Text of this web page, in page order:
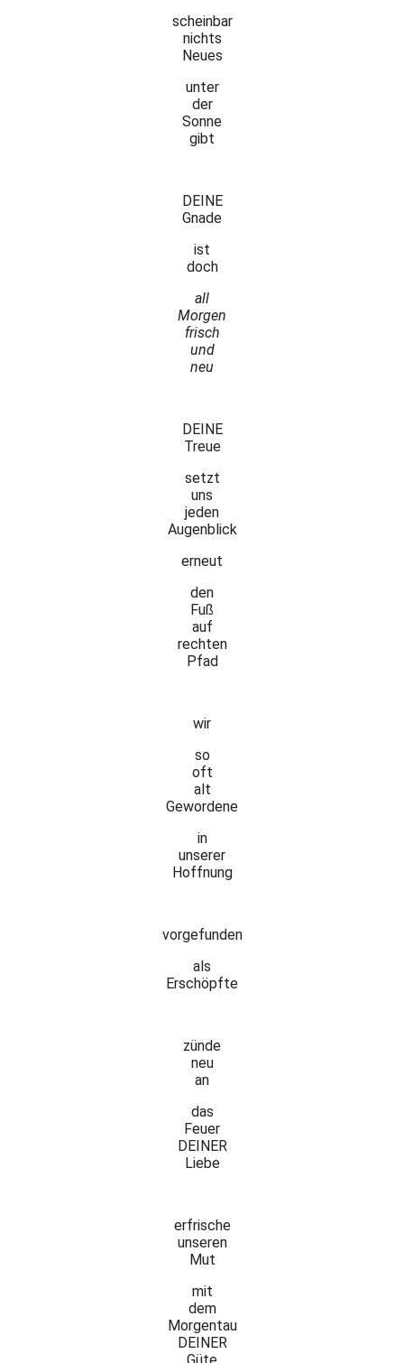
scheinbar
nichts
Neues
unter
der
Sonne
gibt
DEINE
Gnade
ist
doch
all
Morgen
frisch
und
neu
DEINE
Treue
setzt
uns
jeden
Augenblick
erneut
den
Fuß
auf
rechten
Pfad
wir
so
oft
alt
Gewordene
in
unserer
Hoffnung
vorgefunden
als
Erschöpfte
zünde
neu
an
das
Feuer
DEINER
Liebe
erfrische
unseren
Mut
mit
dem
Morgentau
DEINER